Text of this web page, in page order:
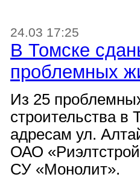
24.03 17:25
В Томске
проблемных
Из 25
строительства в
адресам ул.
ОАО
СУ «Монолит».